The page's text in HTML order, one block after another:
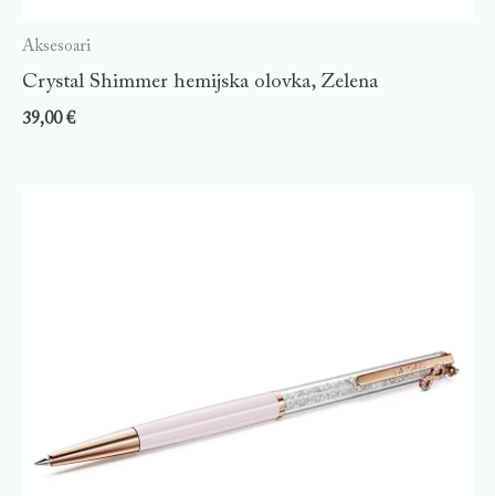
Aksesoari
Crystal Shimmer hemijska olovka, Zelena
39,00€